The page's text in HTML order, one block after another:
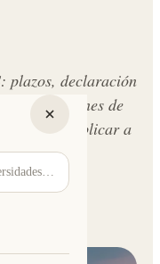
plazos, declaración
exámenes de
Todo para aplicar a
Council